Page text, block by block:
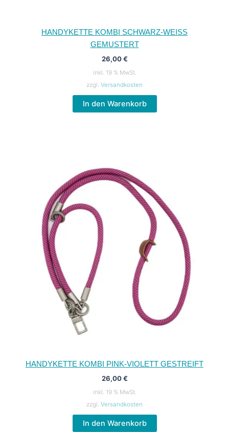
HANDYKETTE KOMBI SCHWARZ-WEISS G
EMUSTERT
26,00€
inkl. 19 % MwSt.
zzgl. Versandkosten
In den Warenkorb
HANDYKETTE KOMBI PINK-VIOLETT GESTREIFT
26,00€
inkl. 19 % MwSt.
zzgl. Versandkosten
In den Warenkorb